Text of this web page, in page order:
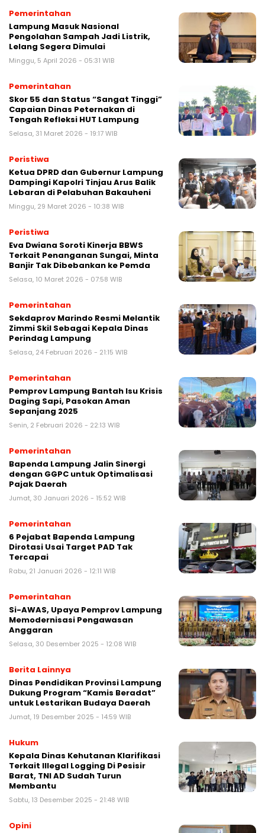
Pemerintahan
Lampung Masuk Nasional
Pengolahan Sampah Jadi Listrik,
Lelang Segera Dimulai
Minggu, 5 April 2026 - 05:31 WIB
Pemerintahan
Skor 55 dan Status “Sangat Tinggi”
Capaian Dinas Peternakan di
Tengah Refleksi HUT Lampung
Selasa, 31 Maret 2026 - 19:17 WIB
Peristiwa
Ketua DPRD dan Gubernur Lampung
Dampingi Kapolri Tinjau Arus Balik
Lebaran di Pelabuhan Bakauheni
Minggu, 29 Maret 2026 - 10:38 WIB
Peristiwa
Eva Dwiana Soroti Kinerja BBWS
Terkait Penanganan Sungai, Minta
Banjir Tak Dibebankan ke Pemda
Selasa, 10 Maret 2026 - 07:58 WIB
Pemerintahan
‌Sekdaprov Marindo Resmi Melantik
Zimmi Skil Sebagai Kepala Dinas
Perindag Lampung
Selasa, 24 Februari 2026 - 21:15 WIB
Pemerintahan
Pemprov Lampung Bantah Isu Krisis
Daging Sapi, Pasokan Aman
Sepanjang 2025
Senin, 2 Februari 2026 - 22:13 WIB
Pemerintahan
Bapenda Lampung Jalin Sinergi
dengan GGPC untuk Optimalisasi
Pajak Daerah
Jumat, 30 Januari 2026 - 15:52 WIB
Pemerintahan
6 Pejabat Bapenda Lampung
Dirotasi Usai Target PAD Tak
Tercapai
Rabu, 21 Januari 2026 - 12:11 WIB
Pemerintahan
Si-AWAS, Upaya Pemprov Lampung
Memodernisasi Pengawasan
Anggaran
Selasa, 30 Desember 2025 - 12:08 WIB
Berita Lainnya
Dinas Pendidikan Provinsi Lampung
Dukung Program “Kamis Beradat”
untuk Lestarikan Budaya Daerah
Jumat, 19 Desember 2025 - 14:59 WIB
Hukum
Kepala Dinas Kehutanan Klarifikasi
Terkait Illegal Logging Di Pesisir
Barat, TNI AD Sudah Turun
Membantu
Sabtu, 13 Desember 2025 - 21:48 WIB
Opini